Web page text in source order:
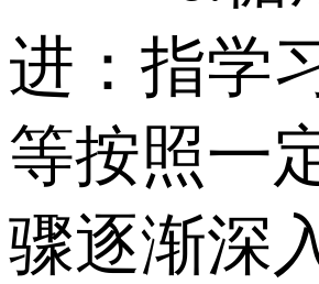
进：指学
等按照一
骤逐渐深